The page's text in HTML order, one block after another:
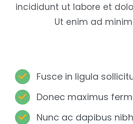
incididunt ut labore et
Ut enim ad
Fusce in ligula
Donec maximus
Nunc ac dapibus nibh